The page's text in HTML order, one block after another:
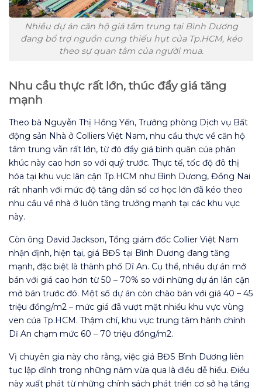
Nhiều dự án căn hộ giá tầm trung tại Bình Dương
đang bổ trợ nguồn cung thiếu hụt của Tp.HCM, kéo
theo sự quan tâm của người mua.
Nhu cầu thực rất lớn, thúc đẩy giá tăng
mạnh
Theo bà Nguyễn Thị Hồng Yến, Trưởng phòng Dịch vụ Bất
động sản Nhà ở Colliers Việt Nam, nhu cầu thực về căn hộ
tầm trung vẫn rất lớn, từ đó đẩy giá bình quân của phân
khúc này cao hơn so với quý trước. Thực tế, tốc độ đô thị
hóa tại khu vực lân cận Tp.HCM như Bình Dương, Đồng Nai
rất nhanh với mức độ tăng dân số cơ học lớn đã kéo theo
nhu cầu về nhà ở luôn tăng trưởng mạnh tại các khu vực
này.
Còn ông David Jackson, Tổng giám đốc Collier Việt Nam
nhận định, hiện tại, giá BĐS tại Bình Dương đang tăng
mạnh, đặc biệt là thành phố Dĩ An. Cụ thể, nhiều dự án mở
bán với giá cao hơn từ 50 – 70% so với những dự án lân cận
mở bán trước đó. Một số dự án còn chào bán với giá 40 – 45
triệu đồng/m2 – mức giá đã vượt mặt nhiều khu vực vùng
ven của Tp.HCM. Thậm chí, khu vực trung tâm hành chính
Dĩ An chạm mức 60 – 70 triệu đồng/m2.
Vị chuyên gia này cho rằng, việc giá BĐS Bình Dương liên
tục lập đỉnh trong những năm vừa qua là điều dễ hiểu. Điều
này xuất phát từ những chính sách phát triển cơ sở hạ tầng